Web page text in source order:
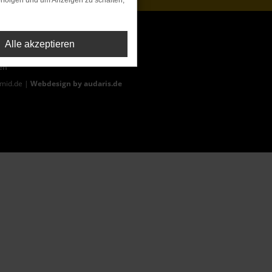
der Erstzulassung (Neupreis).
| Webdesign by audaris.de
Alle akzeptieren